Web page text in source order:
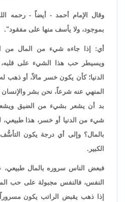
وقال الإمام أحمد - أيضاً - رحمه
بموجود، ولا يأسف منها على مفقود".
أي: إذا جاءه شيء من المال من
ويسيطر حب هذا الشيء على قلبه،
الدنيا؛ كأن يكون خسر مالاً، أو ذهب
المنهي عنه شرعاً، نحن بشر والإنسان
بد أن يشعر بشيء من الضيق
شيء من الدنيا أو خسر، هذا
بالمال؟ وإلى أي درجة يكون
الكبير.
فبعض الناس سروره بالمال
النفس، فالنفس مجبولة على حب
إذا ذهب يقبض الراتب يكون